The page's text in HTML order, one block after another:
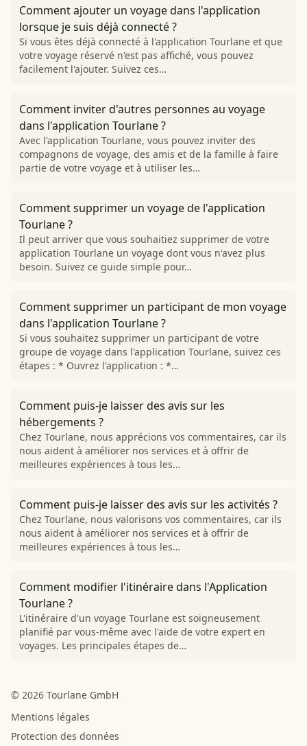
Comment ajouter un voyage dans l'application
lorsque je suis déjà connecté ?
Si vous êtes déjà connecté à l'application Tourlane et que
votre voyage réservé n'est pas affiché, vous pouvez
facilement l'ajouter. Suivez ces…
Comment inviter d'autres personnes au voyage
dans l'application Tourlane ?
Avec l'application Tourlane, vous pouvez inviter des
compagnons de voyage, des amis et de la famille à faire
partie de votre voyage et à utiliser les…
Comment supprimer un voyage de l'application
Tourlane ?
Il peut arriver que vous souhaitiez supprimer de votre
application Tourlane un voyage dont vous n'avez plus
besoin. Suivez ce guide simple pour…
Comment supprimer un participant de mon voyage
dans l'application Tourlane ?
Si vous souhaitez supprimer un participant de votre
groupe de voyage dans l'application Tourlane, suivez ces
étapes : * Ouvrez l'application : *…
Comment puis-je laisser des avis sur les
hébergements ?
Chez Tourlane, nous apprécions vos commentaires, car ils
nous aident à améliorer nos services et à offrir de
meilleures expériences à tous les…
Comment puis-je laisser des avis sur les activités ?
Chez Tourlane, nous valorisons vos commentaires, car ils
nous aident à améliorer nos services et à offrir de
meilleures expériences à tous les…
Comment modifier l'itinéraire dans l'Application
Tourlane ?
L'itinéraire d'un voyage Tourlane est soigneusement
planifié par vous-même avec l'aide de votre expert en
voyages. Les principales étapes de…
© 2026 Tourlane GmbH
Mentions légales
Protection des données